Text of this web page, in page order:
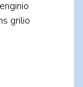
grilio